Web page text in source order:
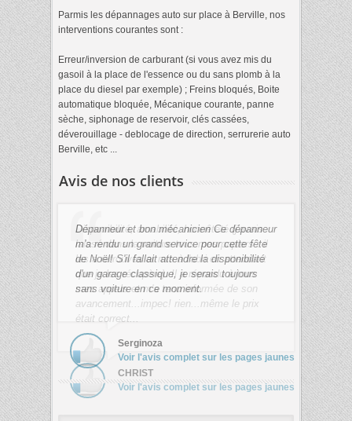
Parmis les dépannages auto sur place à Berville, nos
interventions courantes sont :
Erreur/inversion de carburant (si vous avez mis du
gasoil à la place de l'essence ou du sans plomb à la
place du diesel par exemple) ; Freins bloqués, Boite
automatique bloquée, Mécanique courante, panne
sèche, siphonage de reservoir, clés cassées,
déverouillage - deblocage de direction, serrurerie auto
Berville, etc ...
Avis de nos clients
Dépanneur et bon mécanicien Ce dépanneur
m'a rendu un grand service pour cette fête
de Noël! S'il fallait attendre la disponibilité
d'un garage classique, je serais toujours
sans voiture en ce moment.
Serginoza
Voir l'avis complet sur les pages jaunes